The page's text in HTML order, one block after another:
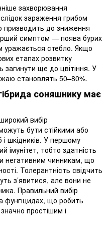
захворювання
зараження грибом
призводить до зниження
симптом — поява бурих
уражається стебло. Якщо
етапах розвитку
ще до цвітіння. У
становлять 50–80%.
соняшнику має
вибір
бути стійкими або
шкідників. У першому
імунітет, тобто здатність
негативним чинникам, що
Толерантність свідчить
з’явитися, але вони не
Правильний вибір
фунгіцидах, що робить
простішим і